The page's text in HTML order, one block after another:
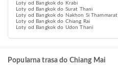
Loty od Bangkok do Krabi
Loty od Bangkok do Surat Thani
Loty od Bangkok do Nakhon Si Thammarat
Loty od Bangkok do Chiang Rai
Loty od Bangkok do Udon Thani
Popularna trasa do Chiang Mai